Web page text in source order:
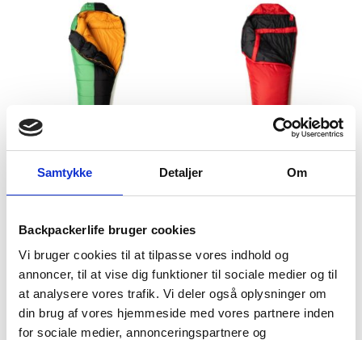
Samtykke Detaljer Om
Backpackerlife bruger cookies
Vi bruger cookies til at tilpasse vores indhold og
annoncer, til at vise dig funktioner til sociale medier og til
at analysere vores trafik. Vi deler også oplysninger om
din brug af vores hjemmeside med vores partnere inden
for sociale medier, annonceringspartnere og
Snugpak
Sovepose – Snugpak Softie
1.829kr
Snugpak
589